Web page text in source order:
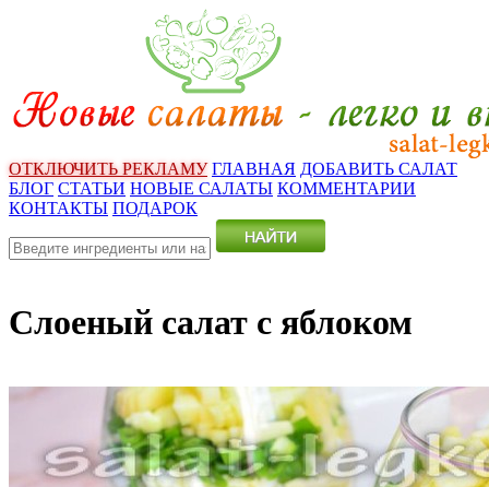
ОТКЛЮЧИТЬ РЕКЛАМУ ГЛАВНАЯ ДОБАВИТЬ САЛАТ
БЛОГ СТАТЬИ НОВЫЕ САЛАТЫ КОММЕНТАРИИ
КОНТАКТЫ ПОДАРОК
Слоеный салат с яблоком